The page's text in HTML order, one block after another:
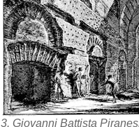
3. Giovanni Battista